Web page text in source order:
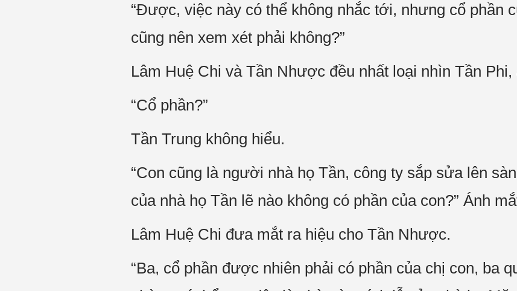
“Được, việc này có thể không nhắc tới, nhưng cổ phần
cũng nên xem xét phải không?”
Lâm Huệ Chi và Tần Nhược đều nhất loại nhìn Tần Phi,
“Cổ phần?”
Tần Trung không hiểu.
“Con cũng là người nhà họ Tần, công ty sắp sửa lên
của nhà họ Tần lẽ nào không có phần của con?” Ánh
Lâm Huệ Chi đưa mắt ra hiệu cho Tần Nhược.
“Ba, cổ phần được nhiên phải có phần của chị con, ba